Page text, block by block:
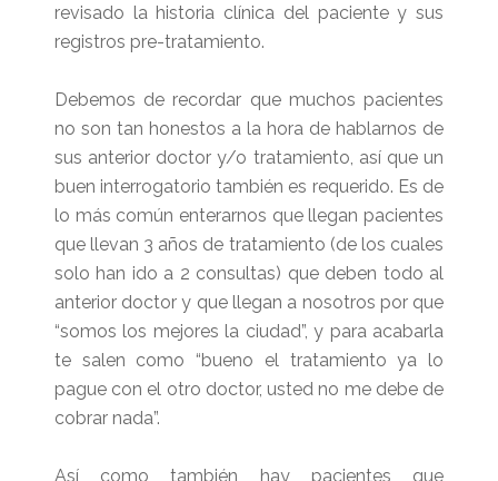
revisado la historia clínica del paciente y sus
registros pre-tratamiento.
Debemos de recordar que muchos pacientes
no son tan honestos a la hora de hablarnos de
sus anterior doctor y/o tratamiento, así que un
buen interrogatorio también es requerido. Es de
lo más común enterarnos que llegan pacientes
que llevan 3 años de tratamiento (de los cuales
solo han ido a 2 consultas) que deben todo al
anterior doctor y que llegan a nosotros por que
“somos los mejores la ciudad”, y para acabarla
te salen como “bueno el tratamiento ya lo
pague con el otro doctor, usted no me debe de
cobrar nada”.
Así como también hay pacientes que